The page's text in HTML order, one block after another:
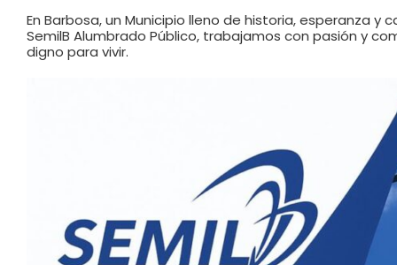
En Barbosa, un Municipio lleno de historia, esperanza
SemilB Alumbrado Público, trabajamos con pasión y
digno para vivir.